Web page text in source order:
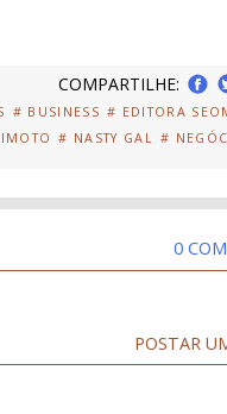
COMPARTILHE:
# BUSINESS # EDITORA
# NASTY GAL #
0
POSTAR